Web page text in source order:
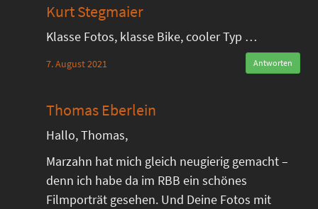
Kurt Stegmaier
Klasse Fotos, klasse Bike, cooler Typ …
7. August 2021 Antworten
Thomas Eberlein
Hallo, Thomas,
Marzahn hat mich gleich neugierig gemacht –
denn ich habe da im RBB ein schönes
Filmporträt gesehen. Und Deine Fotos mit